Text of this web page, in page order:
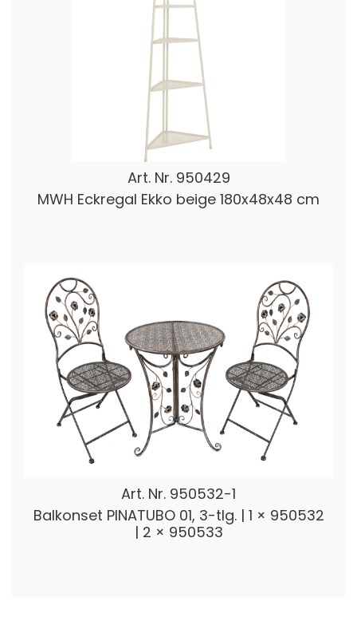
Art. Nr. 950429
MWH Eckregal Ekko beige 180x48x48 cm
Art. Nr. 950532-1
Balkonset PINATUBO 01, 3-tlg. | 1 × 950532
| 2 × 950533